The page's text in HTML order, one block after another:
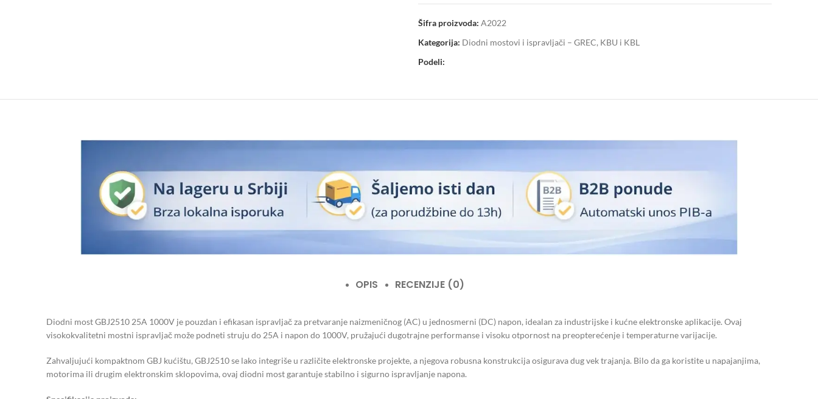
Šifra proizvoda: A2022
Kategorija: Diodni mostovi i ispravljači – GREC, KBU i KBL
Podeli:
OPIS RECENZIJE (0)
Diodni most GBJ2510 25A 1000V je pouzdan i efikasan ispravljač za pretvaranje naizmeničnog (AC) u jednosmerni (DC) napon, idealan za industrijske i kućne elektronske aplikacije. Ovaj
visokokvalitetni mostni ispravljač može podneti struju do 25A i napon do 1000V, pružajući dugotrajne performanse i visoku otpornost na preopterećenje i temperaturne varijacije.
Zahvaljujući kompaktnom GBJ kućištu, GBJ2510 se lako integriše u različite elektronske projekte, a njegova robusna konstrukcija osigurava dug vek trajanja. Bilo da ga koristite u napajanjima,
motorima ili drugim elektronskim sklopovima, ovaj diodni most garantuje stabilno i sigurno ispravljanje napona.